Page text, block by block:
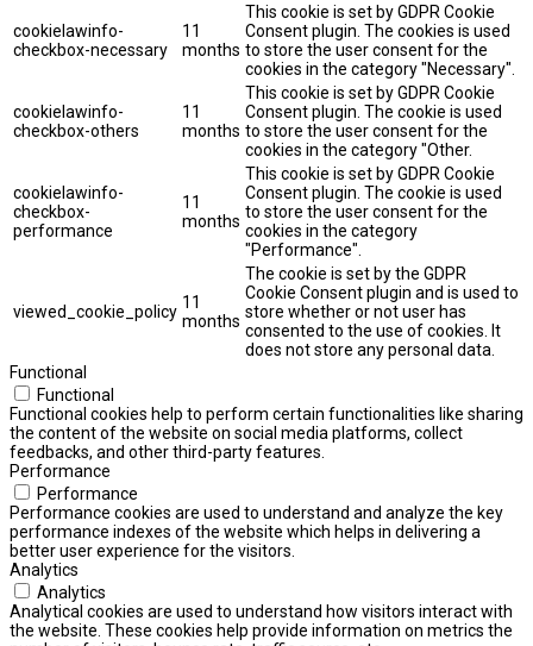
cookielawinfo-
checkbox-necessary
11
months
This cookie is set by GDPR Cookie
Consent plugin. The cookies is used
to store the user consent for the
cookies in the category "Necessary".
cookielawinfo-
checkbox-others
11
months
This cookie is set by GDPR Cookie
Consent plugin. The cookie is used
to store the user consent for the
cookies in the category "Other.
cookielawinfo-
checkbox-
performance
11
months
This cookie is set by GDPR Cookie
Consent plugin. The cookie is used
to store the user consent for the
cookies in the category
"Performance".
viewed_cookie_policy 11
months
The cookie is set by the GDPR
Cookie Consent plugin and is used to
store whether or not user has
consented to the use of cookies. It
does not store any personal data.
Functional
Functional
Functional cookies help to perform certain functionalities like sharing
the content of the website on social media platforms, collect
feedbacks, and other third-party features.
Performance
Performance
Performance cookies are used to understand and analyze the key
performance indexes of the website which helps in delivering a
better user experience for the visitors.
Analytics
Analytics
Analytical cookies are used to understand how visitors interact with
the website. These cookies help provide information on metrics the